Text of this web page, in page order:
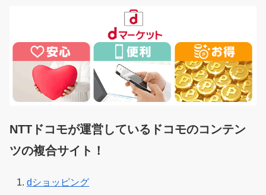
NTTドコモが運営しているドコモのコンテン
ツの複合サイト！
dショッピング